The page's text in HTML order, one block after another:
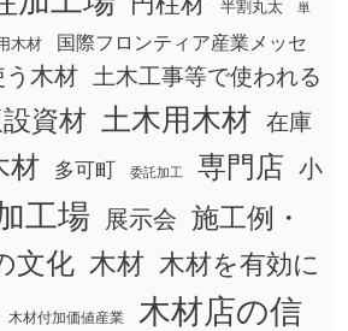
半割丸太 単
木材 国際フロンティア産業メッセ
う木材
土木工事等で使われる
資材 土木用木材 在庫
材 多可町 委託加工 専門店 小
工場 展示会 施工例・
文化 木材 木材を有効に
木材付加価値産業
木材店の信